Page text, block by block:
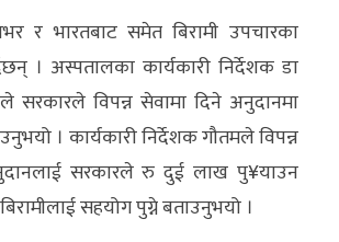
र भारतबाट समेत बिरामी उपचारका
। अस्पतालका कार्यकारी निर्देशक डा
सरकारले विपन्न सेवामा दिने अनुदानमा
। कार्यकारी निर्देशक गौतमले विपन्न
सरकारले रु दुई लाख पु¥याउन
सहयोग पुग्ने बताउनुभयो ।